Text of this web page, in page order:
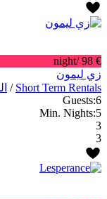
€ 98
/night
زي ليمون
Short Term Rentals
/
Guests:6
Min. Nights:5
3
3